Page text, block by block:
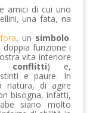
amici di cui uno
una fata, na
, un simbolo.
funzione i
vita interiore
i conflitti) e,
e paure. In
natura, di agire
bisogna, infatti,
siano molto